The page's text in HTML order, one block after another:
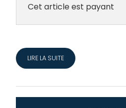
Cet article est payant
LIRE LA SUITE